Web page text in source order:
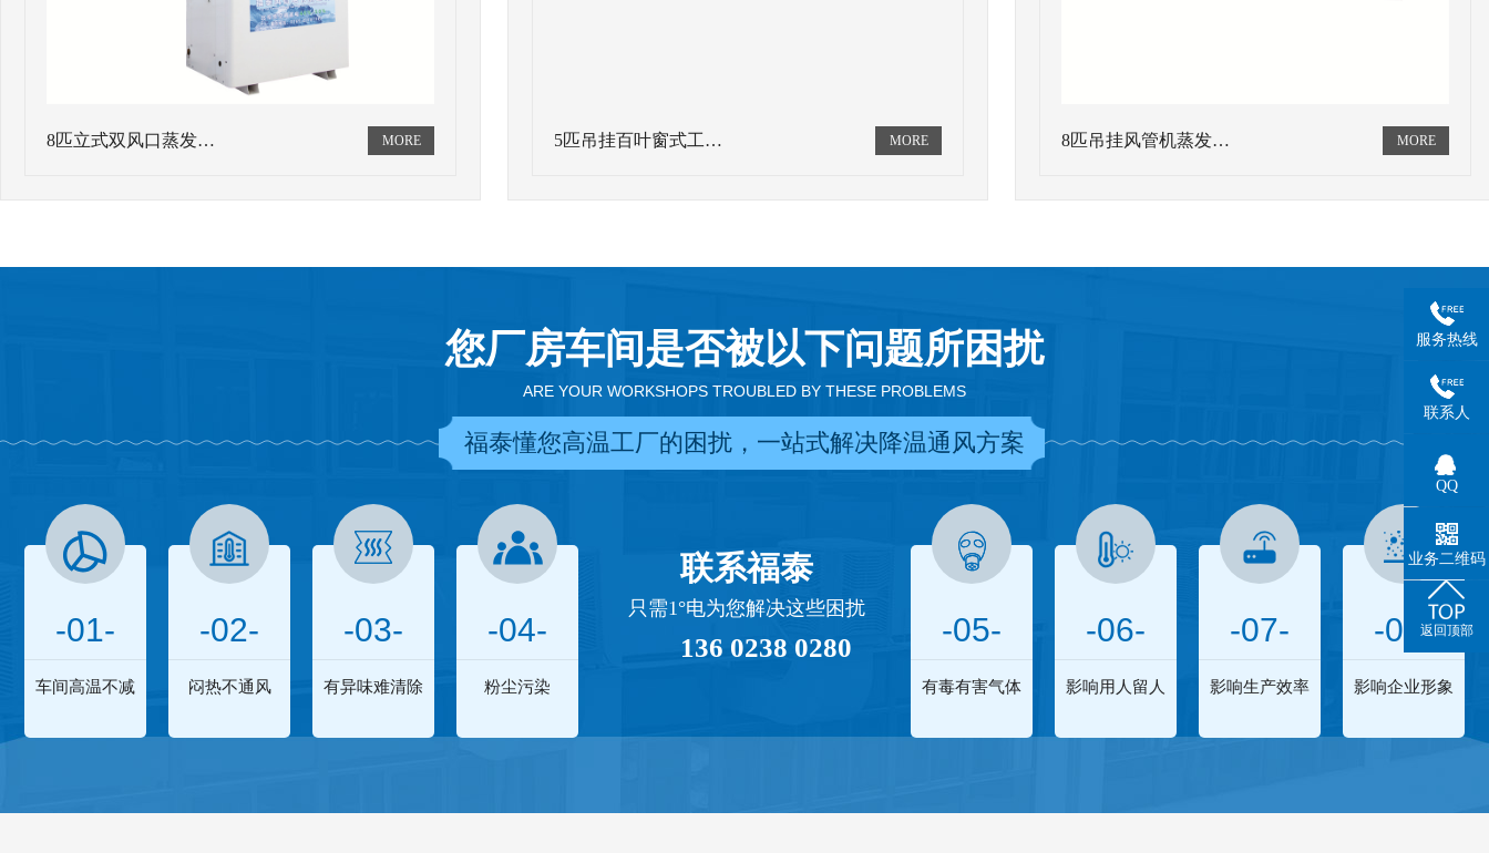
8匹立式双风口蒸发… 5匹吊挂百叶窗式工… 8匹吊挂风管机蒸发…
您厂房车间是否被以下问题所困扰
ARE YOUR WORKSHOPS TROUBLED BY THESE PROBLEMS
福泰懂您高温工厂的困扰，一站式解决降温通风方案
-01-
车间高温不减
-02-
闷热不通风
-03-
有异味难清除
-04-
粉尘污染
联系福泰
只需1°电为您解决这些困扰
136 0238 0280 -05-
有毒有害气体
-06-
影响用人留人
-07-
影响生产效率
-08-
影响企业形象
服务热线
联系人
QQ
业务二维码
返回顶部